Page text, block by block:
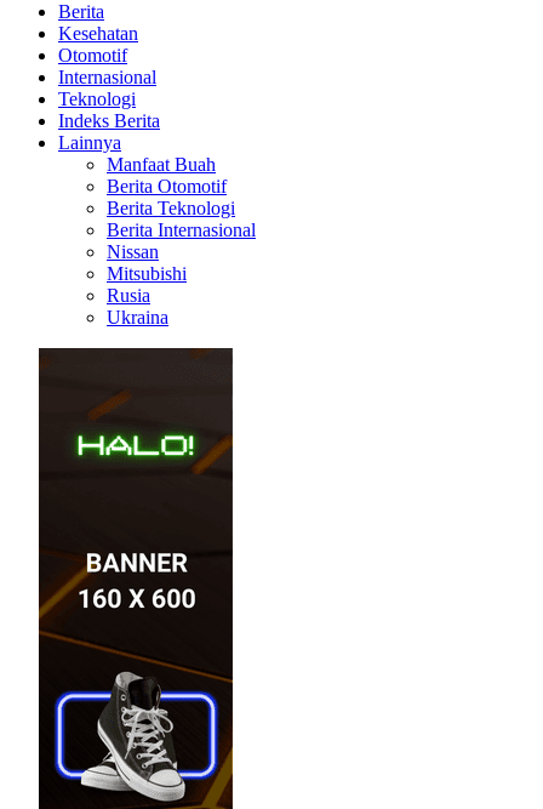
Berita
Kesehatan
Otomotif
Internasional
Teknologi
Indeks Berita
Lainnya
Manfaat Buah
Berita Otomotif
Berita Teknologi
Berita Internasional
Nissan
Mitsubishi
Rusia
Ukraina